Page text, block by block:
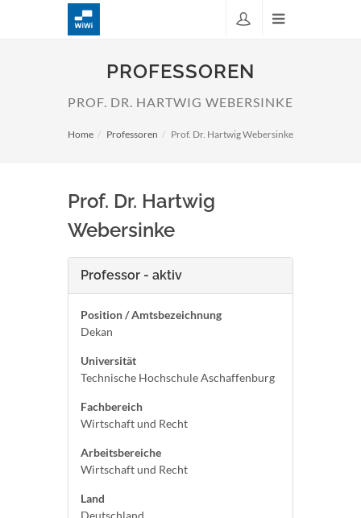
PROFESSOREN
PROF. DR. HARTWIG WEBERSINKE
Home Professoren Prof. Dr. Hartwig Webersinke
Prof. Dr. Hartwig
Webersinke
Professor - aktiv
Position / Amtsbezeichnung
Dekan
Universität
Technische Hochschule Aschaffenburg
Fachbereich
Wirtschaft und Recht
Arbeitsbereiche
Wirtschaft und Recht
Land
Deutschland